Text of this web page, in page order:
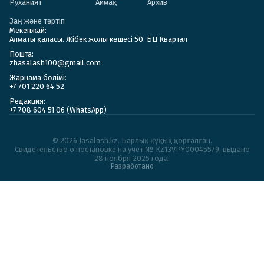
Руханият Аймақ Архив
Заң және тәртіп
Мекенжай:
Алматы қаласы. Жібек жолы көшесі 50. БЦ Квартал
Пошта:
zhasalash100@gmail.com
Жарнама бөлімі:
+7 701 220 64 52
Редакция:
+7 708 604 51 06 (WhatsApp)
© 2026 Jasalash.kz. Барлық құқық қорғалған.
Cвидетельство о постановке на учет № KZ13VPY00045579, выдано
28 ноября 2025 года.
Разработано